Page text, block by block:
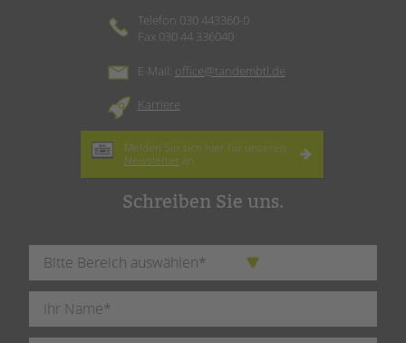
Telefon 030 443360-0
Fax 030 44 336040
E-Mail: office@tandembtl.de
Karriere
Melden Sie sich hier für unseren
Newsletter an.
Schreiben Sie uns.